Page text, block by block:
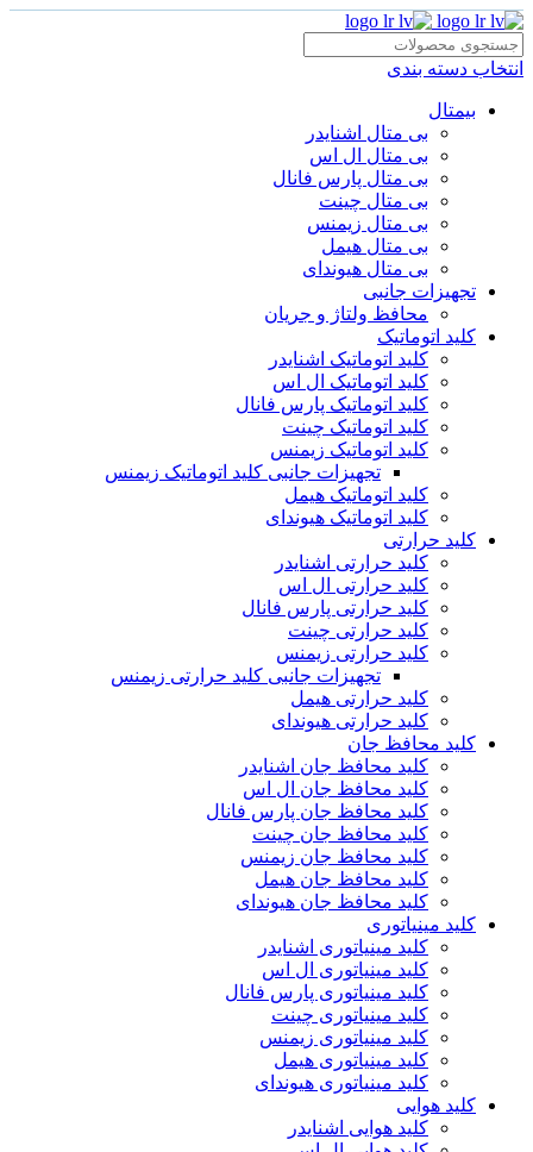
انتخاب دسته بندی
بیمتال
بی متال اشنایدر
بی متال ال اس
بی متال پارس فانال
بی متال چینت
بی متال زیمنس
بی متال هیمل
بی متال هیوندای
تجهیزات جانبی
محافظ ولتاژ و‌ جریان
کلید اتوماتیک
کلید اتوماتیک اشنایدر
کلید اتوماتیک ال اس
کلید اتوماتیک پارس فانال
کلید اتوماتیک چینت
کلید اتوماتیک زیمنس
تجهیزات جانبی کلید اتوماتیک زیمنس
کلید اتوماتیک هیمل
کلید اتوماتیک هیوندای
کلید حرارتی
کلید حرارتی اشنایدر
کلید حرارتی ال اس
کلید حرارتی پارس فانال
کلید حرارتی چینت
کلید حرارتی زیمنس
تجهیزات جانبی کلید حرارتی زیمنس
کلید حرارتی هیمل
کلید حرارتی هیوندای
کلید محافظ جان
کلید محافظ جان اشنایدر
کلید محافظ جان ال اس
کلید محافظ جان پارس فانال
کلید محافظ جان چینت
کلید محافظ جان زیمنس
کلید محافظ جان هیمل
کلید محافظ جان هیوندای
کلید مینیاتوری
کلید مینیاتوری اشنایدر
کلید مینیاتوری ال اس
کلید مینیاتوری پارس فانال
کلید مینیاتوری چینت
کلید مینیاتوری زیمنس
کلید مینیاتوری هیمل
کلید مینیاتوری هیوندای
کلید هوایی
کلید هوایی اشنایدر